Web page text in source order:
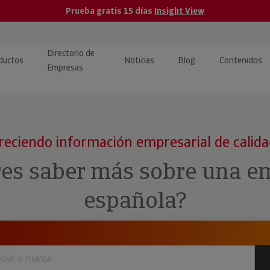
Prueba gratis 15 días Insight View
y ERP
· Recuperación de
Directorio de
Empresas
Noticias Blog Contenidos
Pública
Investigada
información empresarial de
saber más sobre una
española?